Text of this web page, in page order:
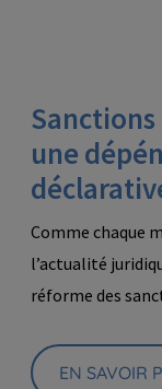
une
Comme chaque
l’actualité
réforme des
EN SAVOIR